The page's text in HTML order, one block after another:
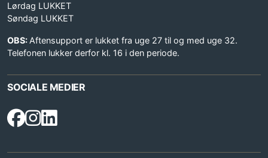
Lørdag LUKKET
Søndag LUKKET
OBS: Aftensupport er lukket fra uge 27 til og med uge 32.
Telefonen lukker derfor kl. 16 i den periode.
SOCIALE MEDIER